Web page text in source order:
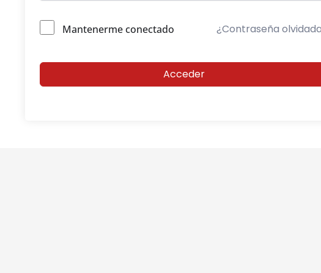
Mantenerme conectado ¿Contraseña
Acceder